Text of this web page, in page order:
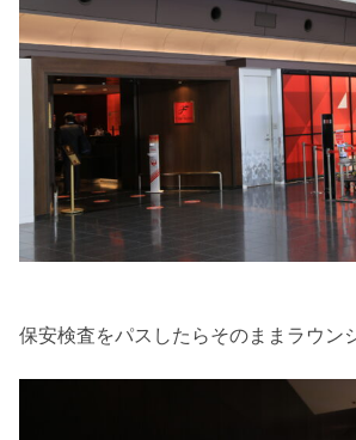
保安検査をパスしたらそのままラウン